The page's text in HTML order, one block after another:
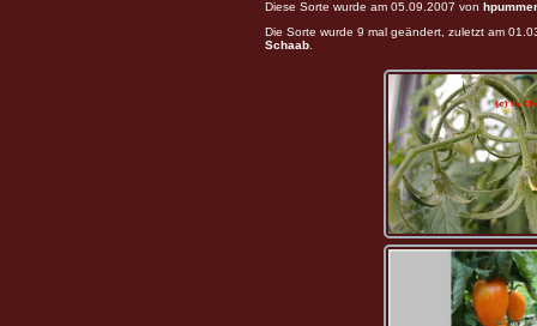
Diese Sorte wurde am 05.09.2007 von hpummer
Die Sorte wurde 9 mal geändert, zuletzt am
Schaab